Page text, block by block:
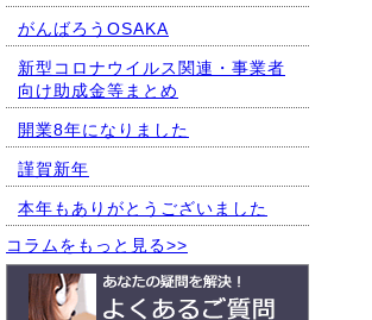
がんばろうOSAKA
新型コロナウイルス関連・事業者
向け助成金等まとめ
開業8年になりました
謹賀新年
本年もありがとうございました
コラムをもっと見る>>